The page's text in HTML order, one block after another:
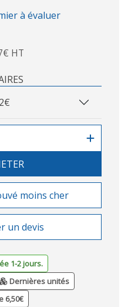
à évaluer
HT
moins cher
un devis
1-2 jours.
Dernières unités
6,50€